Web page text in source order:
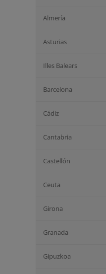
Almería
Asturias
Illes Balears
Barcelona
Cádiz
Cantabria
Castellón
Ceuta
Girona
Granada
Gipuzkoa